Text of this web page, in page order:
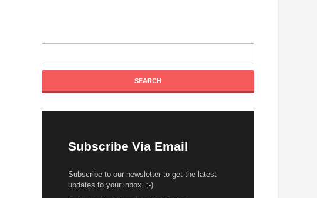
Subscribe Via Email
Subscribe to our newsletter to get the latest
updates to your inbox. ;-)